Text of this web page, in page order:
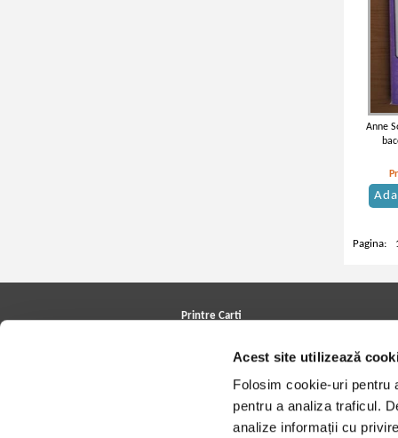
Acest site utilizează
Folosim cookie-uri pentru
pentru a analiza traficul.
analize informații cu
Anne
Pagina:
Printre Carti
Cele mai căutate cărți
Blog Printre Carti